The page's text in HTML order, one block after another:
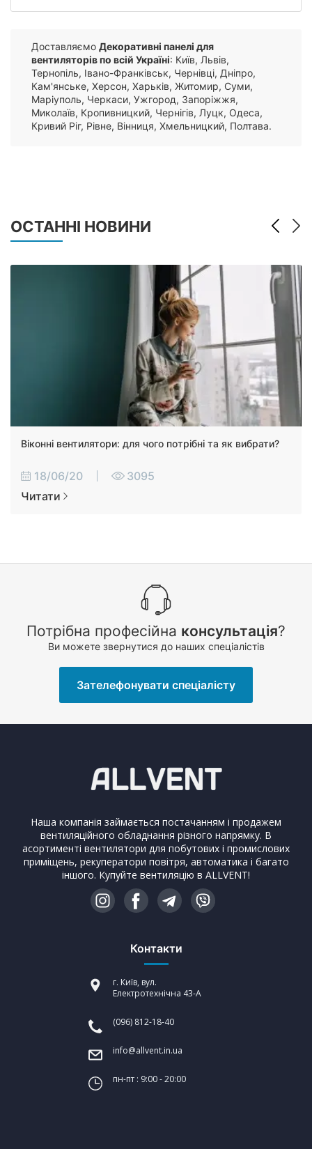
Доставляємо Декоративні панелі для
вентиляторів по всій Україні: Київ, Львів,
Тернопіль, Івано-Франківськ, Чернівці, Дніпро,
Кам'янське, Херсон, Харьків, Житомир, Суми,
Маріуполь, Черкаси, Ужгород, Запоріжжя,
Миколаїв, Кропивницкий, Чернігів, Луцк, Одеса,
Кривий Ріг, Рівне, Вінниця, Хмельницкий, Полтава.
ОСТАННІ НОВИНИ
Віконні вентилятори: для чого потрібні та як вибрати?
18/06/20
3095
Читати
Потрібна професійна консультація?
Ви можете звернутися до наших спеціалістів
Зателефонувати спеціалісту
Наша компанія займається постачанням і продажем
вентиляційного обладнання різного напрямку. В
асортименті вентилятори для побутових і промислових
приміщень, рекуператори повітря, автоматика і багато
іншого. Купуйте вентиляцію в ALLVENT!
Контакти
г. Київ, вул.
Електротехнічна 43-А
(096) 812-18-40
info@allvent.in.ua
пн-пт : 9:00 - 20:00